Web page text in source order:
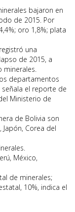
bajaron en
de 2015. Por
oro 1,8%; plata
una
de 2015, a
departamentos
señala el reporte de
Ministerio de
de Bolivia son
Corea del
México,
de minerales;
10%, indica el